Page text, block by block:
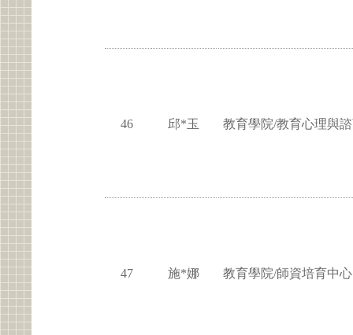
46 邱*玉 教育學院/教育心理與
47 施*娜 教育學院/師資培育中心